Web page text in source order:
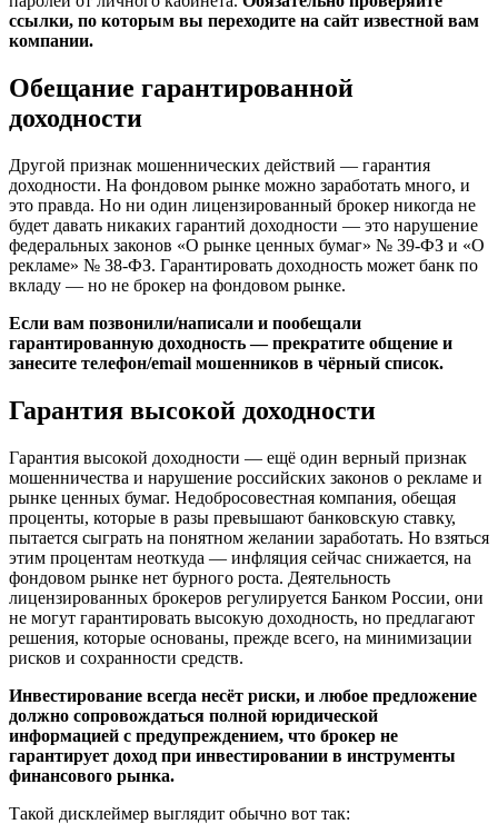
ссылки, по которым вы переходите на сайт известной вам
компании.
Обещание гарантированной
доходности
Другой признак мошеннических действий — гарантия
доходности. На фондовом рынке можно заработать много, и
это правда. Но ни один лицензированный брокер никогда не
будет давать никаких гарантий доходности — это нарушение
федеральных законов «О рынке ценных бумаг» № 39-ФЗ и «О
рекламе» № 38-ФЗ. Гарантировать доходность может банк по
вкладу — но не брокер на фондовом рынке.
Если вам позвонили/написали и пообещали
гарантированную доходность — прекратите общение и
занесите телефон/email мошенников в чёрный список.
Гарантия высокой доходности
Гарантия высокой доходности — ещё один верный признак
мошенничества и нарушение российских законов о рекламе и
рынке ценных бумаг. Недобросовестная компания, обещая
проценты, которые в разы превышают банковскую ставку,
пытается сыграть на понятном желании заработать. Но взяться
этим процентам неоткуда — инфляция сейчас снижается, на
фондовом рынке нет бурного роста. Деятельность
лицензированных брокеров регулируется Банком России, они
не могут гарантировать высокую доходность, но предлагают
решения, которые основаны, прежде всего, на минимизации
рисков и сохранности средств.
Инвестирование всегда несёт риски, и любое предложение
должно сопровождаться полной юридической
информацией с предупреждением, что брокер не
гарантирует доход при инвестировании в инструменты
финансового рынка.
Такой дисклеймер выглядит обычно вот так: